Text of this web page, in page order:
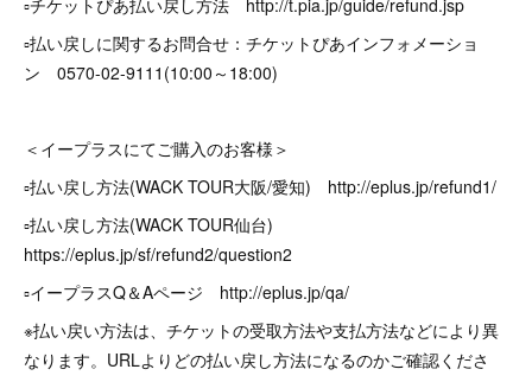
▫️チケットぴあ払い戻し方法 http://t.pia.jp/guide/refund.jsp
▫️払い戻しに関するお問合せ：チケットぴあインフォメーショ
ン 0570-02-9111(10:00～18:00)
＜イープラスにてご購入のお客様＞
▫️払い戻し方法(WACK TOUR大阪/愛知) http://eplus.jp/refund1/
▫️払い戻し方法(WACK TOUR仙台)
https://eplus.jp/sf/refund2/question2
▫️イープラスQ＆Aページ http://eplus.jp/qa/
※払い戻い方法は、チケットの受取方法や支払方法などにより異
なります。URLよりどの払い戻し方法になるのかご確認くださ